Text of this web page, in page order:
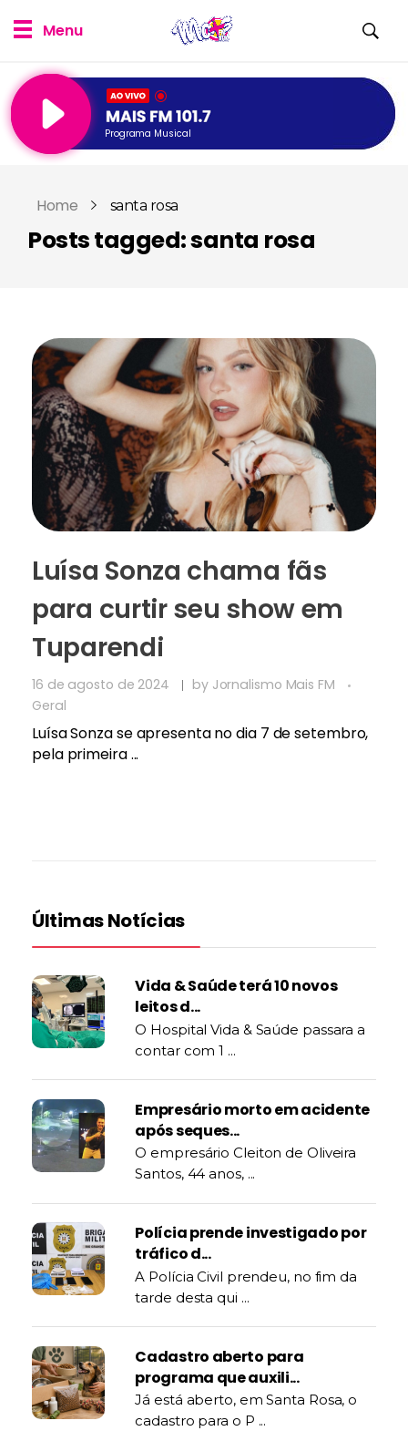
Programa Musical
Home santa rosa
Posts tagged: santa rosa
Luísa Sonza chama fãs
para curtir seu show em
Tuparendi
16 de agosto de 2024 by Jornalismo Mais FM
Geral
Luísa Sonza se apresenta no dia 7 de setembro,
pela primeira ...
Últimas Notícias
Vida & Saúde terá 10 novos
leitos d...
O Hospital Vida & Saúde passara a
contar com 1 ...
Empresário morto em acidente
após seques...
O empresário Cleiton de Oliveira
Santos, 44 anos, ...
Polícia prende investigado por
tráfico d...
A Polícia Civil prendeu, no fim da
tarde desta qui ...
Cadastro aberto para
programa que auxili...
Já está aberto, em Santa Rosa, o
cadastro para o P ...